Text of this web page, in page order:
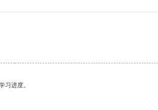
习进度。